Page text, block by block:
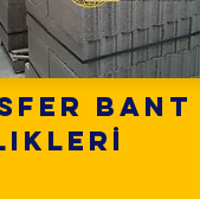
Bant